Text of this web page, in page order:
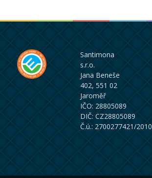
Santimona
s.r.o.
Jana Beneše
402, 551 02
Jaroměř
IČO: 28805089
DIČ: CZ28805089
Č.ú.: 2700277421/2010